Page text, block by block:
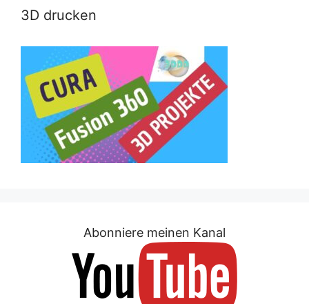
3D drucken
Abonniere meinen Kanal